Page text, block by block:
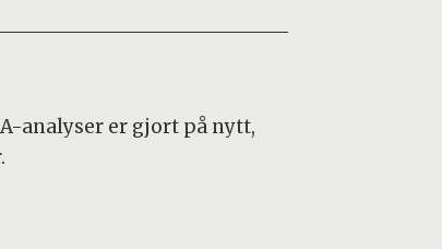
analyser er gjort på nytt,